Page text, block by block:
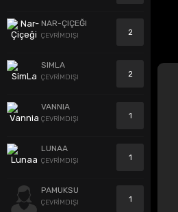
NAR-ÇIÇEĞI
ÇEVRİMDIŞI 2
SIMLA
ÇEVRİMDIŞI 2
VANNIA
ÇEVRİMDIŞI 1
LUNAA
ÇEVRİMDIŞI 1
PAMUKSU
ÇEVRİMDIŞI 1